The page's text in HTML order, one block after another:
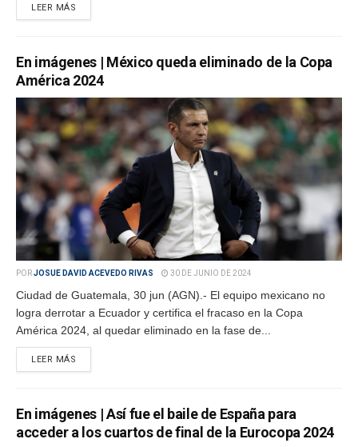
LEER MÁS
En imágenes | México queda eliminado de la Copa
América 2024
PORJOSUE DAVID ACEVEDO RIVAS 30 DE JUNIO DE 2024
Ciudad de Guatemala, 30 jun (AGN).- El equipo mexicano no
logra derrotar a Ecuador y certifica el fracaso en la Copa
América 2024, al quedar eliminado en la fase de...
LEER MÁS
En imágenes | Así fue el baile de España para
acceder a los cuartos de final de la Eurocopa 2024